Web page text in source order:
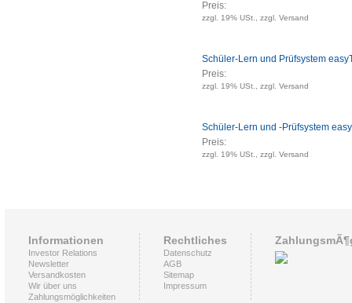
Preis:
zzgl. 19% USt., zzgl. Versand
Schüler-Lern und Prüfsystem
Preis:
zzgl. 19% USt., zzgl. Versand
Schüler-Lern und -Prüfsystem
Preis:
zzgl. 19% USt., zzgl. Versand
Informationen
Investor Relations
Newsletter
Versandkosten
Wir über uns
Zahlungsmöglichkeiten
Rechtliches
Datenschutz
AGB
Sitemap
Impressum